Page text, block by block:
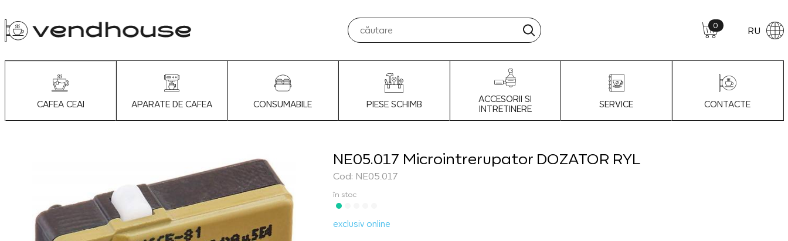
0 RU
CAFEA CEAI APARATE DE CAFEA CONSUMABILE PIESE SCHIMB
ACCESORII SI
INTRETINERE
SERVICE CONTACTE
NE05.017 Microintrerupator DOZATOR RYL
Cod: NE05.017
în stoc
exclusiv online